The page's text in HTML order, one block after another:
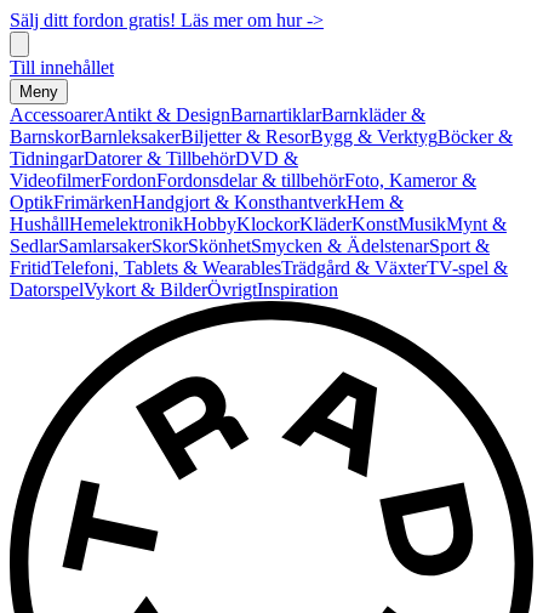
Sälj ditt fordon gratis! Läs mer om hur ->
Till innehållet
Meny
AccessoarerAntikt & DesignBarnartiklarBarnkläder &
BarnskorBarnleksakerBiljetter & ResorBygg & VerktygBöcker &
TidningarDatorer & TillbehörDVD &
VideofilmerFordonFordonsdelar & tillbehörFoto, Kameror &
OptikFrimärkenHandgjort & KonsthantverkHem &
HushållHemelektronikHobbyKlockorKläderKonstMusikMynt &
SedlarSamlarsakerSkorSkönhetSmycken & ÄdelstenarSport &
FritidTelefoni, Tablets & WearablesTrädgård & VäxterTV-spel &
DatorspelVykort & BilderÖvrigtInspiration